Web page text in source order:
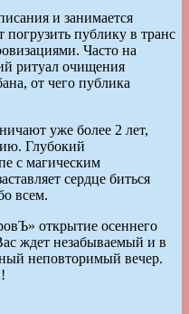
и занимается
публику в транс
Часто на
ритуал очищения
от чего публика
уже более 2 лет,
Глубокий
с магическим
сердце биться
всем.
открытие осеннего
ждет незабываемый и в
неповторимый вечер.